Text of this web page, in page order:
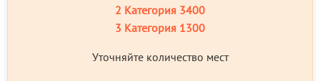
2 Категория 3400
3 Категория 1300
Уточняйте количество мест